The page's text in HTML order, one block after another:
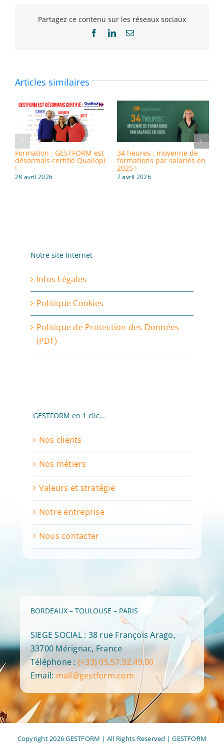
Partagez ce contenu sur les réseaux sociaux
FacebookLinkedInEmail
Articles similaires
Formation : GESTFORM est
désormais certifié Qualiopi
!
28 avril 2026
34 heures : moyenne de
formations par salariés en
2025 !
7 avril 2026
Notre site Internet
Infos Légales
Politique Cookies
Politique de Protection des Données
(PDF)
GESTFORM en 1 clic…
Nos clients
Nos métiers
Valeurs et stratégie
Notre entreprise
Nous contacter
BORDEAUX – TOULOUSE – PARIS
SIEGE SOCIAL : 38 rue François Arago,
33700 Mérignac, France
Téléphone : (+33) 05.57.92.49.00
Email: mail@gestform.com
Copyright 2026 GESTFORM | All Rights Reserved |GESTFORM